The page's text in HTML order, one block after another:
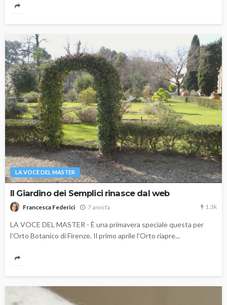
LA VOCE DEL MASTER
Il Giardino dei Semplici rinasce dal web
Francesca Federici 7 anni fa 1.3k
LA VOCE DEL MASTER - È una primavera speciale questa per
l’Orto Botanico di Firenze. Il primo aprile l’Orto riapre...